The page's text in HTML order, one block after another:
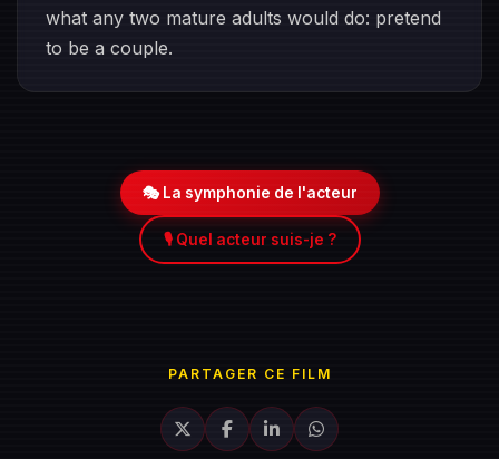
what any two mature adults would do: pretend
to be a couple.
🎭 La symphonie de l'acteur
🎙️ Quel acteur suis-je ?
PARTAGER CE FILM